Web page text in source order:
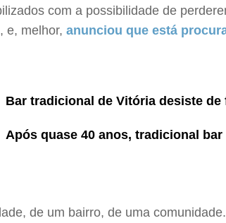
com a possibilidade de
e, melhor, anunciou que está
Bar tradicional de Vitória desiste
Após quase 40 anos, tradicional
de um bairro, de uma